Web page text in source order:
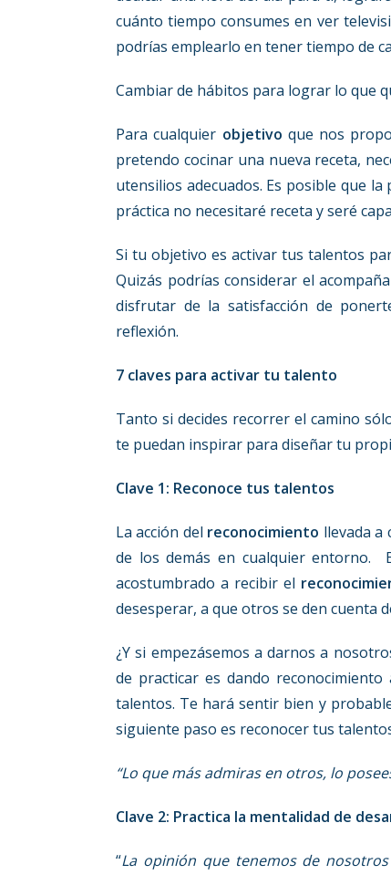
cuánto tiempo consumes en ver
podrías emplearlo en tener tiempo de
Cambiar de hábitos para lograr lo que
Para cualquier objetivo que nos
pretendo cocinar una nueva receta,
utensilios adecuados. Es posible que
práctica no necesitaré receta y seré
Si tu objetivo es activar tus talentos
Quizás podrías considerar el
disfrutar de la satisfacción de
reflexión.
7 claves para activar tu talento
Tanto si decides recorrer el camino
te puedan inspirar para diseñar tu
Clave 1: Reconoce tus talentos
La acción del reconocimiento llevada a
de los demás en cualquier entorno.
acostumbrado a recibir el
desesperar, a que otros se den cuenta
¿Y si empezásemos a darnos a
de practicar es dando
talentos. Te hará sentir bien y
siguiente paso es reconocer tus
“Lo que más admiras en otros, lo
Clave 2: Practica la mentalidad de
“La opinión que tenemos de